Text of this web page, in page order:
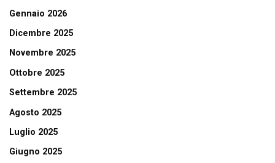
Gennaio 2026
Dicembre 2025
Novembre 2025
Ottobre 2025
Settembre 2025
Agosto 2025
Luglio 2025
Giugno 2025